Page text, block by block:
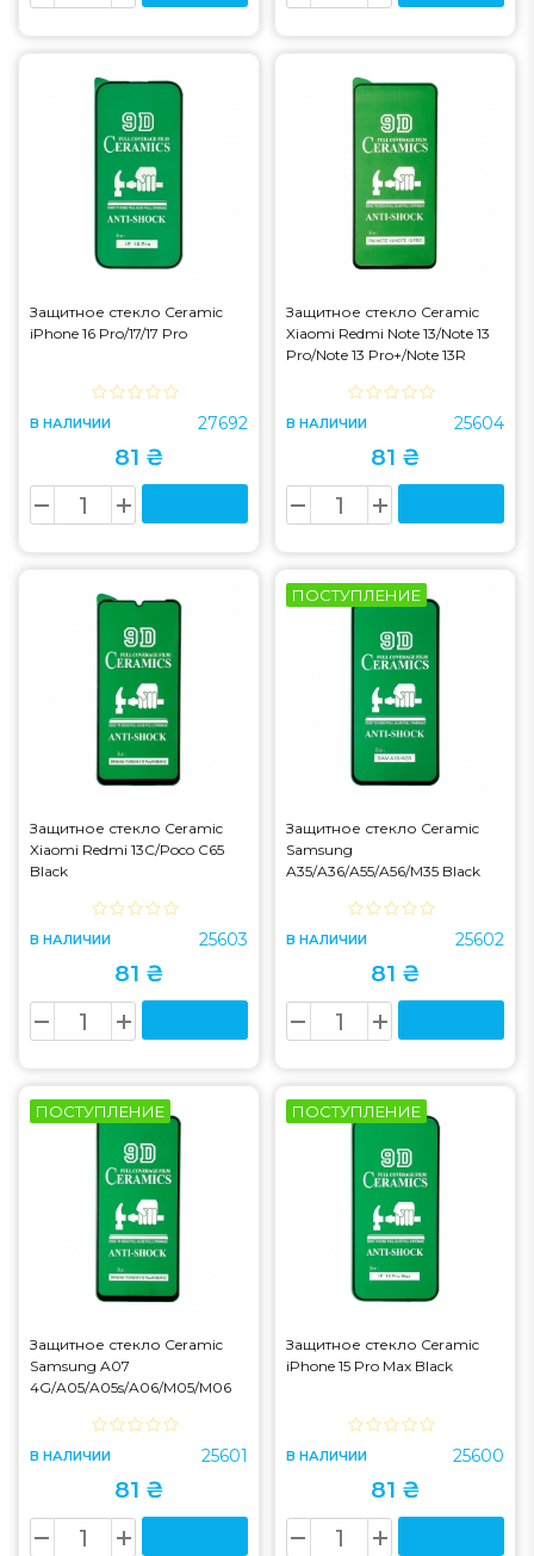
Защитное стекло Ceramic
iPhone 16 Pro/17/17 Pro
В НАЛИЧИИ 27692
81 ₴
Защитное стекло Ceramic
Xiaomi Redmi Note 13/Note 13
Pro/Note 13 Pro+/Note 13R
Pro/Poco X6/Poco X6 Pro/Poco
В НАЛИЧИИ 25604
81 ₴
Защитное стекло Ceramic
Xiaomi Redmi 13C/Poco C65
Black
В НАЛИЧИИ 25603
81 ₴
ПОСТУПЛЕНИЕ
Защитное стекло Ceramic
Samsung
A35/A36/A55/A56/M35 Black
В НАЛИЧИИ 25602
81 ₴
ПОСТУПЛЕНИЕ
Защитное стекло Ceramic
Samsung A07
4G/A05/A05s/A06/M05/M06
В НАЛИЧИИ 25601
81 ₴
ПОСТУПЛЕНИЕ
Защитное стекло Ceramic
iPhone 15 Pro Max Black
В НАЛИЧИИ 25600
81 ₴